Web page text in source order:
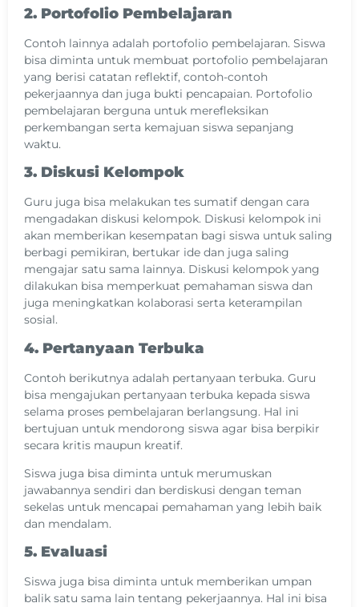
2. Portofolio Pembelajaran
Contoh lainnya adalah portofolio pembelajaran. Siswa
bisa diminta untuk membuat portofolio pembelajaran
yang berisi catatan reflektif, contoh-contoh
pekerjaannya dan juga bukti pencapaian. Portofolio
pembelajaran berguna untuk merefleksikan
perkembangan serta kemajuan siswa sepanjang
waktu.
3. Diskusi Kelompok
Guru juga bisa melakukan tes sumatif dengan cara
mengadakan diskusi kelompok. Diskusi kelompok ini
akan memberikan kesempatan bagi siswa untuk saling
berbagi pemikiran, bertukar ide dan juga saling
mengajar satu sama lainnya. Diskusi kelompok yang
dilakukan bisa memperkuat pemahaman siswa dan
juga meningkatkan kolaborasi serta keterampilan
sosial.
4. Pertanyaan Terbuka
Contoh berikutnya adalah pertanyaan terbuka. Guru
bisa mengajukan pertanyaan terbuka kepada siswa
selama proses pembelajaran berlangsung. Hal ini
bertujuan untuk mendorong siswa agar bisa berpikir
secara kritis maupun kreatif.
Siswa juga bisa diminta untuk merumuskan
jawabannya sendiri dan berdiskusi dengan teman
sekelas untuk mencapai pemahaman yang lebih baik
dan mendalam.
5. Evaluasi
Siswa juga bisa diminta untuk memberikan umpan
balik satu sama lain tentang pekerjaannya. Hal ini bisa